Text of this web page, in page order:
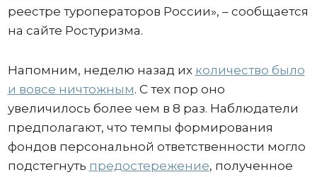
реестре туроператоров России», – сообщается
на сайте Ростуризма.
Напомним, неделю назад их количество было
и вовсе ничтожным. С тех пор оно
увеличилось более чем в 8 раз. Наблюдатели
предполагают, что темпы формирования
фондов персональной ответственности могло
подстегнуть предостережение, полученное